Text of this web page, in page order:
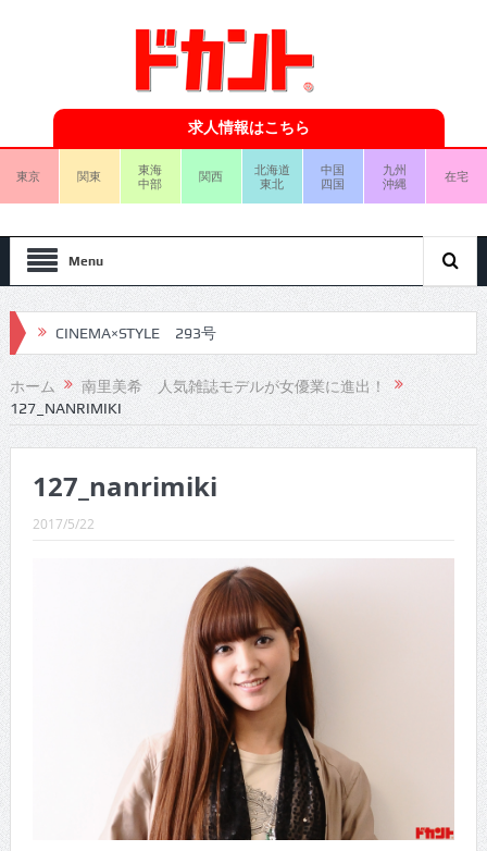
求人情報はこちら
東京 関東
東海
中部
関西
北海道
東北
中国
四国
九州
沖縄
在宅
Menu
CINEMA×STYLE 293号
CINEMA×STYLE 292号
CINEMA×STYLE 291号
CINEMA×STYLE 289号
CINEMA×STYLE 287号
CINEMA×STYLE 286号
CINEMA×STYLE 285号
CINEMA×STYLE 294号
ホーム
南里美希 人気雑誌モデルが女優業に進出！
127_NANRIMIKI
127_nanrimiki
2017/5/22